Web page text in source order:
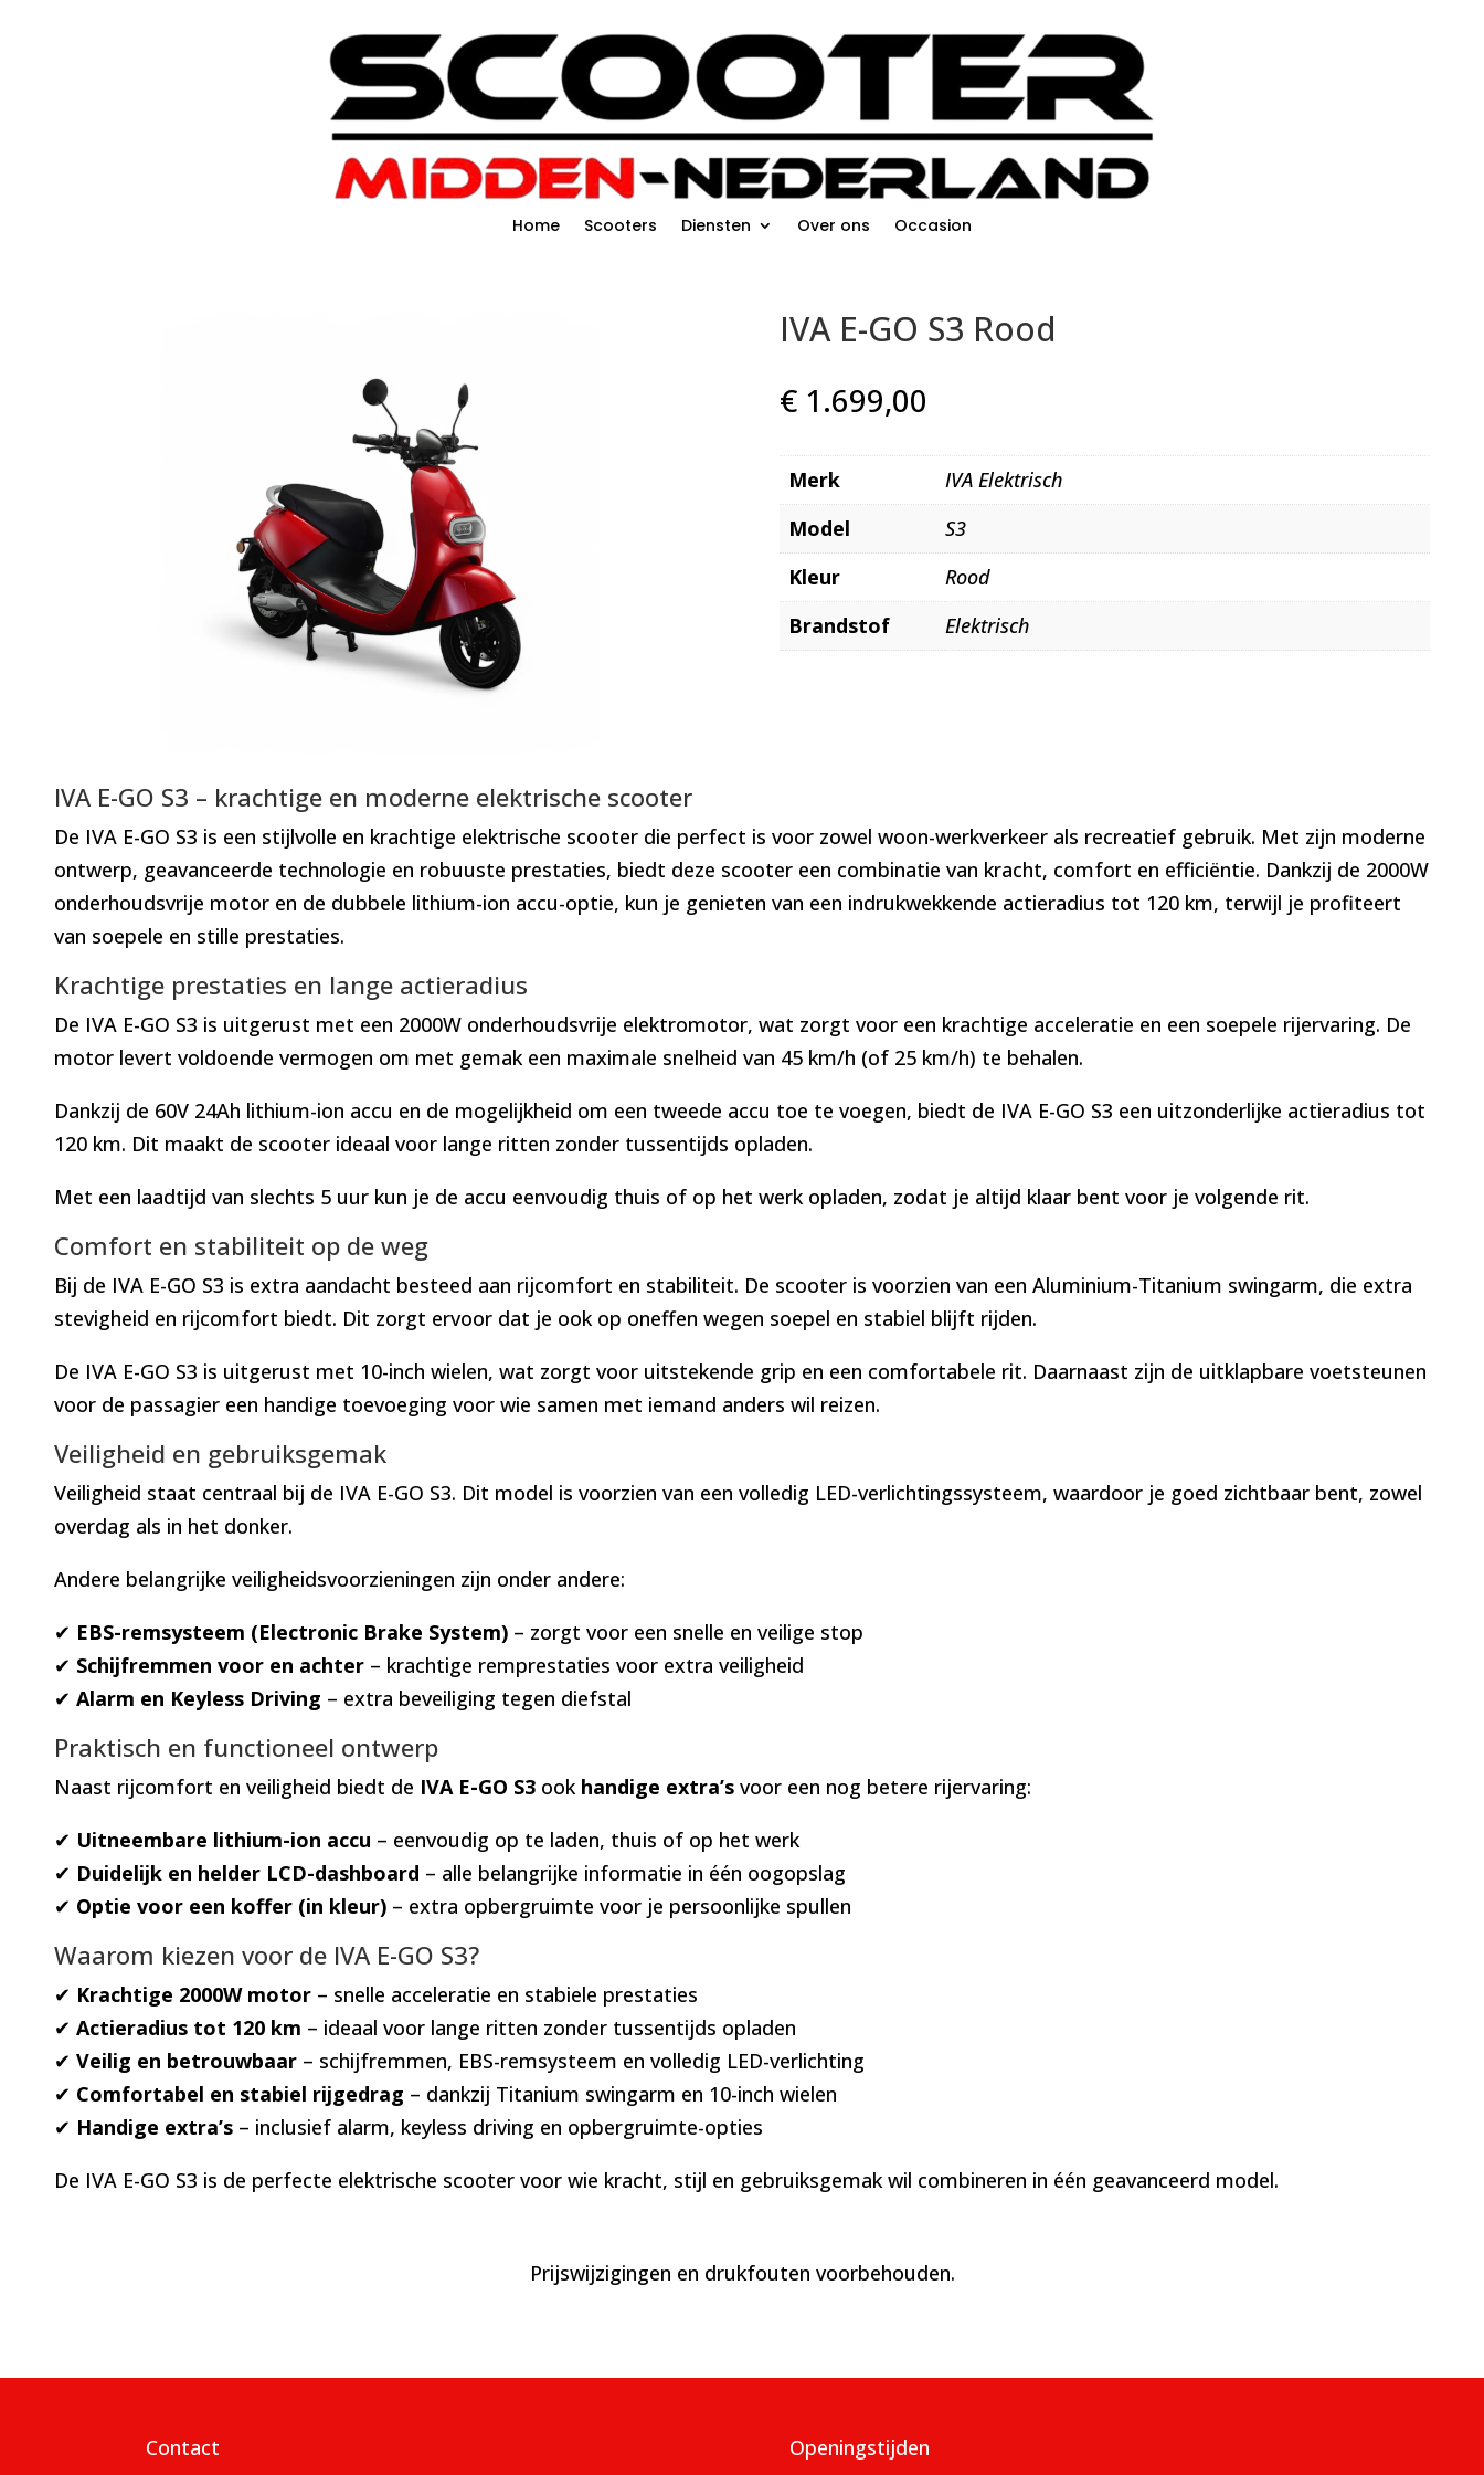
Home Scooters Diensten Over ons Occasion
IVA E-GO S3 Rood
€ 1.699,00
Merk
IVA Elektrisch
Model
S3
Kleur
Rood
Brandstof
Elektrisch
IVA E-GO S3 – krachtige en moderne elektrische scooter
De IVA E-GO S3 is een stijlvolle en krachtige elektrische scooter die perfect is voor zowel woon-werkverkeer als recreatief gebruik. Met zijn moderne
ontwerp, geavanceerde technologie en robuuste prestaties, biedt deze scooter een combinatie van kracht, comfort en efficiëntie. Dankzij de 2000W
onderhoudsvrije motor en de dubbele lithium-ion accu-optie, kun je genieten van een indrukwekkende actieradius tot 120 km, terwijl je profiteert
van soepele en stille prestaties.
Krachtige prestaties en lange actieradius
De IVA E-GO S3 is uitgerust met een 2000W onderhoudsvrije elektromotor, wat zorgt voor een krachtige acceleratie en een soepele rijervaring. De
motor levert voldoende vermogen om met gemak een maximale snelheid van 45 km/h (of 25 km/h) te behalen.
Dankzij de 60V 24Ah lithium-ion accu en de mogelijkheid om een tweede accu toe te voegen, biedt de IVA E-GO S3 een uitzonderlijke actieradius tot
120 km. Dit maakt de scooter ideaal voor lange ritten zonder tussentijds opladen.
Met een laadtijd van slechts 5 uur kun je de accu eenvoudig thuis of op het werk opladen, zodat je altijd klaar bent voor je volgende rit.
Comfort en stabiliteit op de weg
Bij de IVA E-GO S3 is extra aandacht besteed aan rijcomfort en stabiliteit. De scooter is voorzien van een Aluminium-Titanium swingarm, die extra
stevigheid en rijcomfort biedt. Dit zorgt ervoor dat je ook op oneffen wegen soepel en stabiel blijft rijden.
De IVA E-GO S3 is uitgerust met 10-inch wielen, wat zorgt voor uitstekende grip en een comfortabele rit. Daarnaast zijn de uitklapbare voetsteunen
voor de passagier een handige toevoeging voor wie samen met iemand anders wil reizen.
Veiligheid en gebruiksgemak
Veiligheid staat centraal bij de IVA E-GO S3. Dit model is voorzien van een volledig LED-verlichtingssysteem, waardoor je goed zichtbaar bent, zowel
overdag als in het donker.
Andere belangrijke veiligheidsvoorzieningen zijn onder andere:
✔ EBS-remsysteem (Electronic Brake System)– zorgt voor een snelle en veilige stop
✔ Schijfremmen voor en achter– krachtige remprestaties voor extra veiligheid
✔ Alarm en Keyless Driving – extra beveiliging tegen diefstal
Praktisch en functioneel ontwerp
Naast rijcomfort en veiligheid biedt de IVA E-GO S3ook handige extra’svoor een nog betere rijervaring:
✔ Uitneembare lithium-ion accu – eenvoudig op te laden, thuis of op het werk
✔ Duidelijk en helder LCD-dashboard – alle belangrijke informatie in één oogopslag
✔ Optie voor een koffer (in kleur)– extra opbergruimte voor je persoonlijke spullen
Waarom kiezen voor de IVA E-GO S3?
✔ Krachtige 2000W motor– snelle acceleratie en stabiele prestaties
✔ Actieradius tot 120 km – ideaal voor lange ritten zonder tussentijds opladen
✔ Veilig en betrouwbaar– schijfremmen, EBS-remsysteem en volledig LED-verlichting
✔ Comfortabel en stabiel rijgedrag – dankzij Titanium swingarm en 10-inch wielen
✔ Handige extra’s– inclusief alarm, keyless driving en opbergruimte-opties
De IVA E-GO S3 is de perfecte elektrische scooter voor wie kracht, stijl en gebruiksgemak wil combineren in één geavanceerd model.
Prijswijzigingen en drukfouten voorbehouden.
Contact
Openingstijden